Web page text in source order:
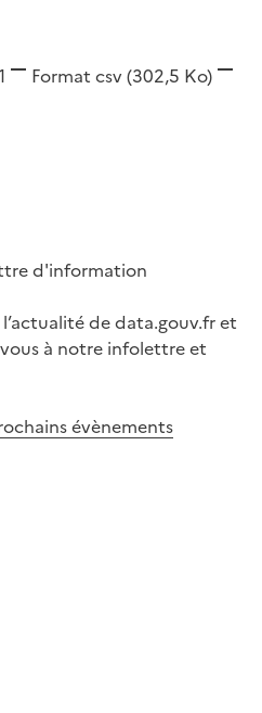
Format csv(302,5 Ko)
d'information
de data.gouv.fr et
à notre infolettre et
évènements